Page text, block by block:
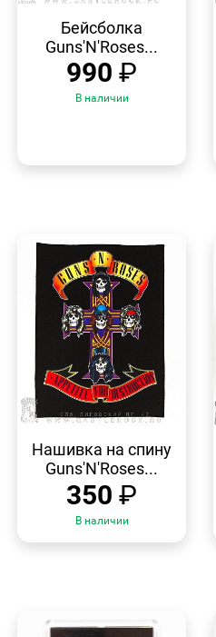
ПРОСМОТР
Бейсболка
Guns'N'Roses...
990 ₽
В наличии
ПРОСМОТР
Нашивка на спину
Guns'N'Roses...
350 ₽
В наличии